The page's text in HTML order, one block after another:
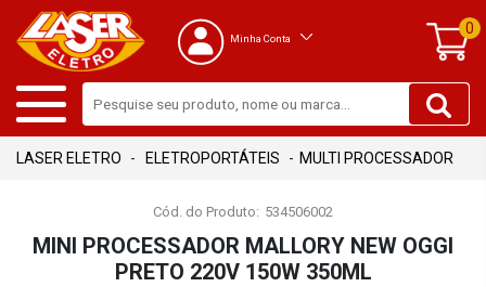
Minha Conta
0
ELETROPORTÁTEIS MULTI PROCESSADOR
Cód. do Produto: 534506002
MINI PROCESSADOR MALLORY NEW OGGI
PRETO 220V 150W 350ML